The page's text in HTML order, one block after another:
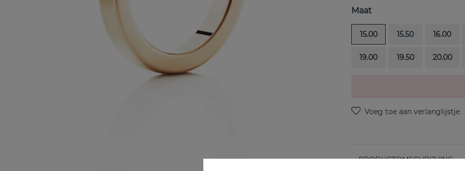
Maat
15.00 15.50 16.00
19.00 19.50 20.00
PRODUCTOMSCHRIJVING